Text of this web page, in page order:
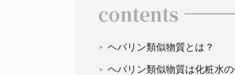
contents
ヘパリン類似物質とは？
ヘパリン類似物質は化粧水